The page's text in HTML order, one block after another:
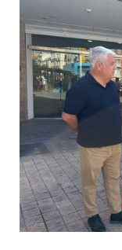
plaza
Manuel
Azaña